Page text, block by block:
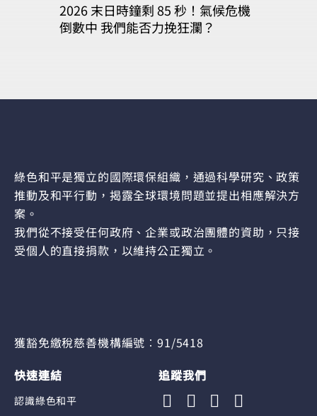
2026 末日時鐘剩 85 秒！氣候危機
倒數中 我們能否力挽狂瀾？
綠色和平是獨立的國際環保組織，通過科學研究、政策
推動及和平行動，揭露全球環境問題並提出相應解決方
案。
我們從不接受任何政府、企業或政治團體的資助，只接
受個人的直接捐款，以維持公正獨立。
獲豁免繳稅慈善機構編號︰91/5418
快速連結
認識綠色和平
追蹤我們